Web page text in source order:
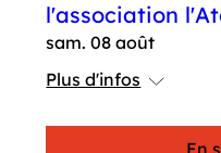
l'association
sam. 08 août
Plus d'infos